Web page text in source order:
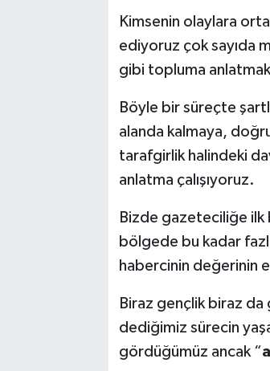
Kimsenin olaylara
ediyoruz çok sayıda
gibi topluma
Böyle bir süreçte
alanda kalmaya,
tarafgirlik halindeki
anlatma çalışıyoruz.
Bizde gazeteciliğe ilk
bölgede bu kadar
habercinin değerinin
Biraz gençlik biraz
dediğimiz sürecin
gördüğümüz ancak “